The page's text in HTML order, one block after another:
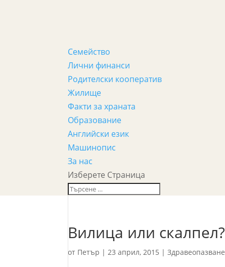
Семейство
Лични финанси
Родителски кооператив
Жилище
Факти за храната
Образование
Английски език
Машинопис
За нас
Изберете Страница
Вилица или скалпел?
от Петър |23 април, 2015 |Здравеопазване